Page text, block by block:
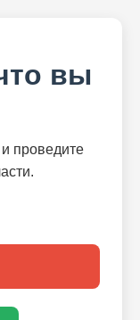
вы
проведите